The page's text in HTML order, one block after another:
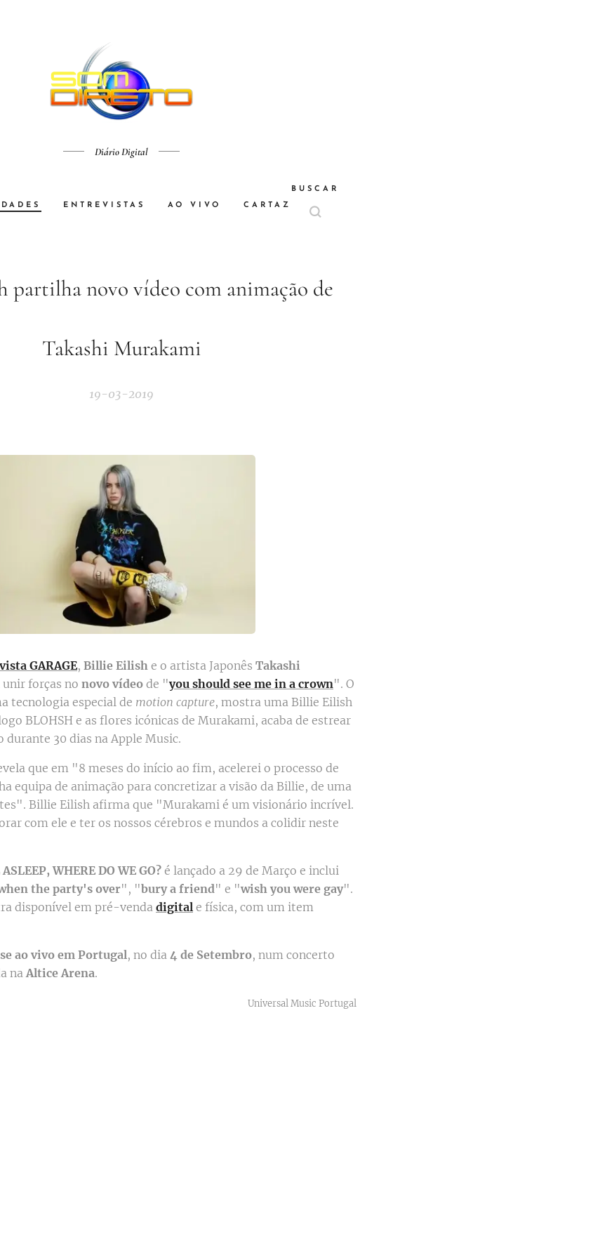
Diário Digital
ENTREVISTAS AO VIVO CARTAZ
BUSCAR
partilha novo vídeo com animação de
Takashi Murakami
19-03-2019
GARAGE, Billie Eilish e o artista Japonês Takashi
forças no novo vídeo de "you should see me in a crown". O
tecnologia especial de motion capture, mostra uma Billie Eilish
BLOHSH e as flores icónicas de Murakami, acaba de estrear
durante 30 dias na Apple Music.
que em "8 meses do início ao fim, acelerei o processo de
equipa de animação para concretizar a visão da Billie, de uma
Billie Eilish afirma que "Murakami é um visionário incrível.
com ele e ter os nossos cérebros e mundos a colidir neste
WHERE DO WE GO? é lançado a 29 de Março e inclui
the party's over", "bury a friend" e "wish you were gay".
disponível em pré-venda digital e física, com um item
ao vivo em Portugal, no dia 4 de Setembro, num concerto
na Altice Arena.
Universal Music Portugal